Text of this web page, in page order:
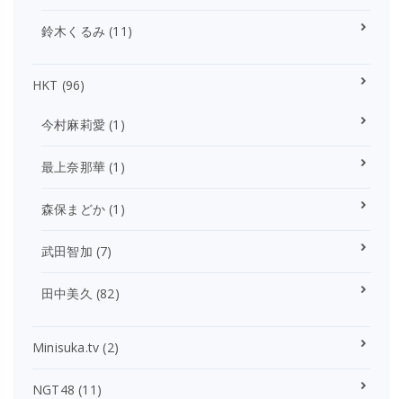
鈴木くるみ (11)
HKT (96)
今村麻莉愛 (1)
最上奈那華 (1)
森保まどか (1)
武田智加 (7)
田中美久 (82)
Minisuka.tv (2)
NGT48 (11)